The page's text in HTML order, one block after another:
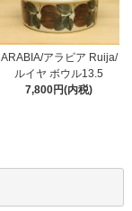
ARABIA/アラビア Ruija/
ルイヤ ボウル13.5
7,800円(内税)